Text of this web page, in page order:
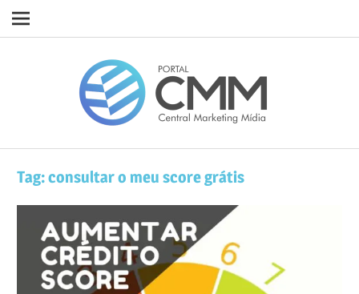
Navigation
Tag:consultar o meu score grátis